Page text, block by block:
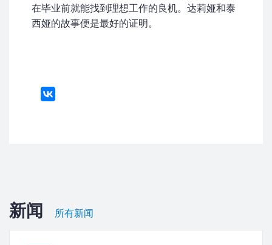
在毕业前就能找到理想工作的良机。达莉娅和泰
西娅的故事便是最好的证明。
新闻 所有新闻